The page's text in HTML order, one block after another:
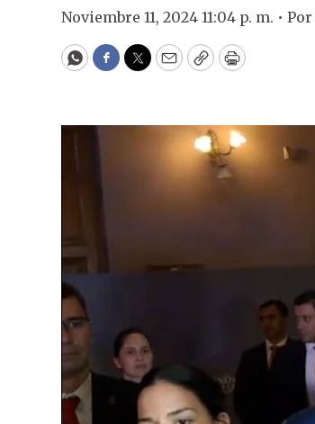
Noviembre 11, 2024 11:04 p. m. • Por
WhatsApp
Facebook
Twitter
EmailCopyPrint